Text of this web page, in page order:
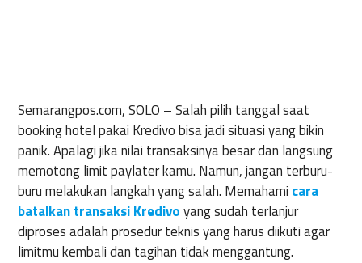
Semarangpos.com, SOLO –Salah pilih tanggal saat
booking hotel pakai Kredivo bisa jadi situasi yang bikin
panik. Apalagi jika nilai transaksinya besar dan langsung
memotong limit paylater kamu. Namun, jangan terburu-
buru melakukan langkah yang salah. Memahami cara
batalkan transaksi Kredivoyang sudah terlanjur
diproses adalah prosedur teknis yang harus diikuti agar
limitmu kembali dan tagihan tidak menggantung.